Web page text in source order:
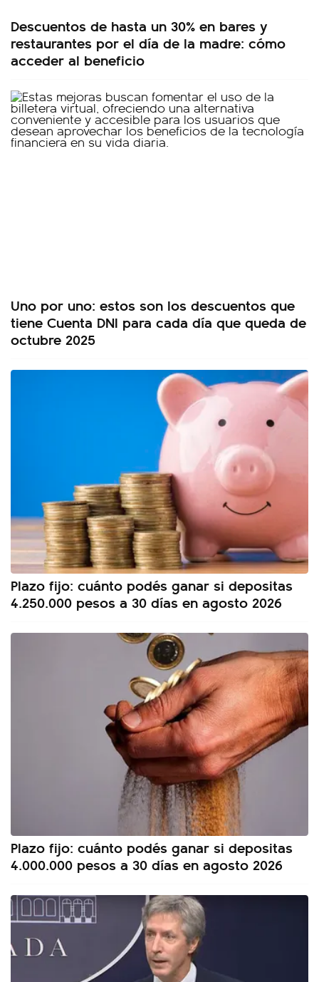
Descuentos de hasta un 30% en bares y
restaurantes por el día de la madre: cómo
acceder al beneficio
Uno por uno: estos son los descuentos que
tiene Cuenta DNI para cada día que queda de
octubre 2025
Plazo fijo: cuánto podés ganar si depositas
4.250.000 pesos a 30 días en agosto 2026
Plazo fijo: cuánto podés ganar si depositas
4.000.000 pesos a 30 días en agosto 2026